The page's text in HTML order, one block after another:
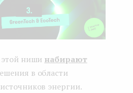
ниши набирают
в области
энергии.